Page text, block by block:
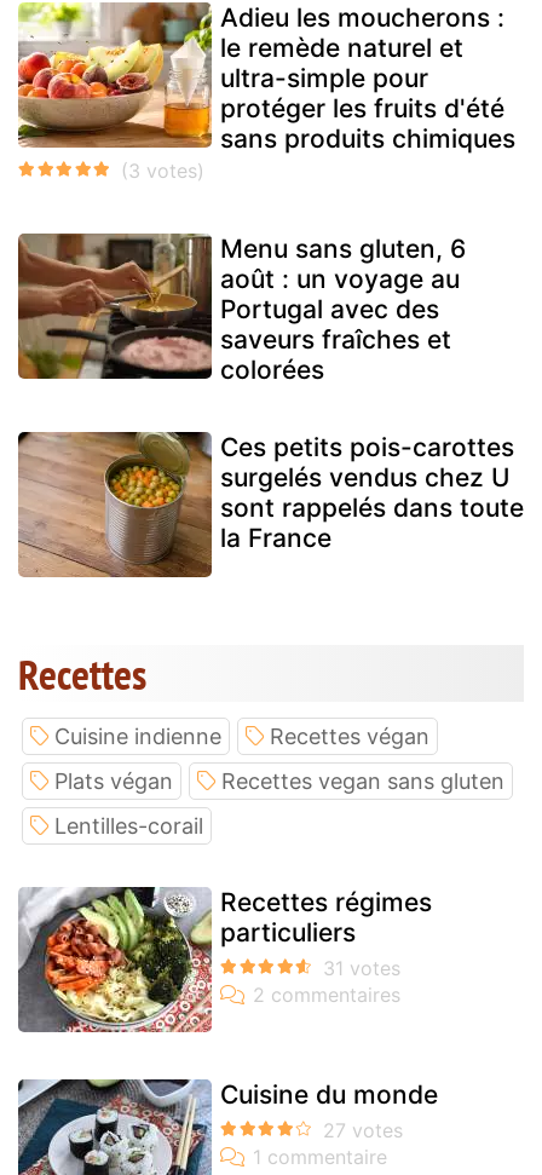
Adieu les moucherons :
le remède naturel et
ultra-simple pour
protéger les fruits d'été
sans produits chimiques
Menu sans gluten, 6
août : un voyage au
Portugal avec des
saveurs fraîches et
colorées
Ces petits pois-carottes
surgelés vendus chez U
sont rappelés dans toute
la France
Recettes
Cuisine indienne
Recettes végan
Plats végan
Recettes vegan sans gluten
Lentilles-corail
Recettes régimes
particuliers
Cuisine du monde